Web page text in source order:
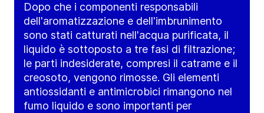
Dopo che i componenti responsabili
dell'aromatizzazione e dell'imbrunimento
sono stati catturati nell'acqua purificata, il
liquido è sottoposto a tre fasi di filtrazione;
le parti indesiderate, compresi il catrame e il
creosoto, vengono rimosse. Gli elementi
antiossidanti e antimicrobici rimangono nel
fumo liquido e sono importanti per